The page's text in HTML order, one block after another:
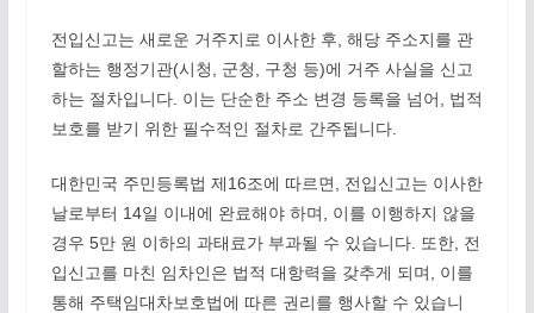
전입신고는 새로운 거주지로 이사한 후, 해당 주소지를 관
할하는 행정기관(시청, 군청, 구청 등)에 거주 사실을 신고
하는 절차입니다. 이는 단순한 주소 변경 등록을 넘어, 법적
보호를 받기 위한 필수적인 절차로 간주됩니다.
대한민국 주민등록법 제16조에 따르면, 전입신고는 이사한
날로부터 14일 이내에 완료해야 하며, 이를 이행하지 않을
경우 5만 원 이하의 과태료가 부과될 수 있습니다. 또한, 전
입신고를 마친 임차인은 법적 대항력을 갖추게 되며, 이를
통해 주택임대차보호법에 따른 권리를 행사할 수 있습니